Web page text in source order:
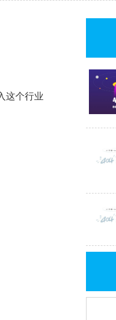
这个行业